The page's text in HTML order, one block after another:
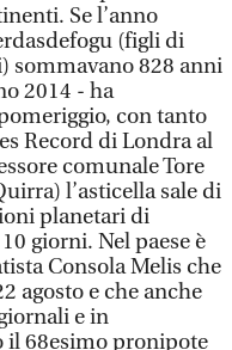
Se l’anno
(figli di
sommavano 828 anni
2014 - ha
con tanto
Record di Londra al
comunale Tore
l’asticella sale di
planetari di
giorni. Nel paese è
Consola Melis che
agosto e che anche
e in
il 68esimo pronipote